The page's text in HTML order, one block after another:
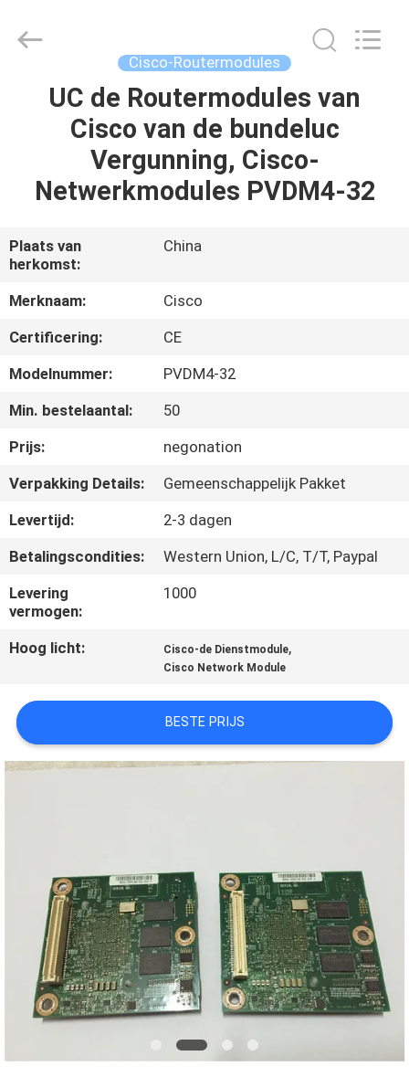
HUIS
PRODUCTEN
OVER
ONS
FABRIEKSTOCHT
KWALITEITSCONTROLE
NEEM
CONTACT
ONS
OP
NIEUWS
GEVALLEN
SITEMAP
Ltd..
Cisco-Routermodules
UC de Routermodules van
Cisco van de bundeluc
Vergunning, Cisco-
Netwerkmodules PVDM4-32
Plaats van
herkomst:
China
Merknaam:
Cisco
Certificering:
CE
Modelnummer:
PVDM4-32
Min. bestelaantal:
50
Prijs:
negonation
Verpakking Details:
Gemeenschappelijk Pakket
Levertijd:
2-3 dagen
Betalingscondities:
Western Union, L/C, T/T, Paypal
Levering
vermogen:
1000
Hoog licht: Cisco-de Dienstmodule,
Cisco Network Module
BESTE PRIJS